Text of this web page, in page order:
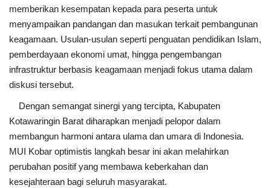
memberikan kesempatan kepada para peserta untuk
menyampaikan pandangan dan masukan terkait pembangunan
keagamaan. Usulan-usulan seperti penguatan pendidikan Islam,
pemberdayaan ekonomi umat, hingga pengembangan
infrastruktur berbasis keagamaan menjadi fokus utama dalam
diskusi tersebut.
Dengan semangat sinergi yang tercipta, Kabupaten
Kotawaringin Barat diharapkan menjadi pelopor dalam
membangun harmoni antara ulama dan umara di Indonesia.
MUI Kobar optimistis langkah besar ini akan melahirkan
perubahan positif yang membawa keberkahan dan
kesejahteraan bagi seluruh masyarakat.